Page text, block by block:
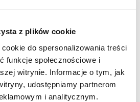
z plików cookie
do spersonalizowania treści
funkcje społecznościowe i
witrynie. Informacje o tym, jak
udostępniamy partnerom
i analitycznym.
perełki.
DO KALENDARZA